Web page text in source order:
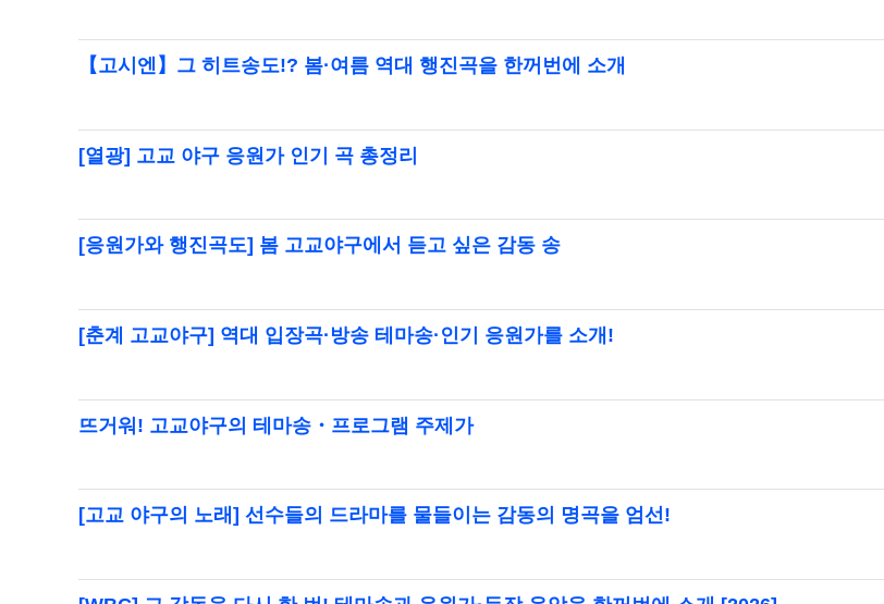
【고시엔】그 히트송도!? 봄·여름 역대 행진곡을 한꺼번에 소개
[열광] 고교 야구 응원가 인기 곡 총정리
[응원가와 행진곡도] 봄 고교야구에서 듣고 싶은 감동 송
[춘계 고교야구] 역대 입장곡·방송 테마송·인기 응원가를 소개!
뜨거워! 고교야구의 테마송・프로그램 주제가
[고교 야구의 노래] 선수들의 드라마를 물들이는 감동의 명곡을 엄선!